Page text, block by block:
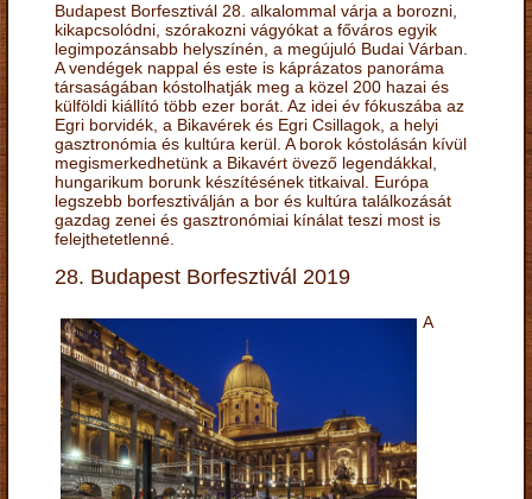
Budapest Borfesztivál 28. alkalommal várja a borozni,
kikapcsolódni, szórakozni vágyókat a főváros egyik
legimpozánsabb helyszínén, a megújuló Budai Várban.
A vendégek nappal és este is káprázatos panoráma
társaságában kóstolhatják meg a közel 200 hazai és
külföldi kiállító több ezer borát. Az idei év fókuszába az
Egri borvidék, a Bikavérek és Egri Csillagok, a helyi
gasztronómia és kultúra kerül. A borok kóstolásán kívül
megismerkedhetünk a Bikavért övező legendákkal,
hungarikum borunk készítésének titkaival. Európa
legszebb borfesztiválján a bor és kultúra találkozását
gazdag zenei és gasztronómiai kínálat teszi most is
felejthetetlenné.
28. Budapest Borfesztivál 2019
A